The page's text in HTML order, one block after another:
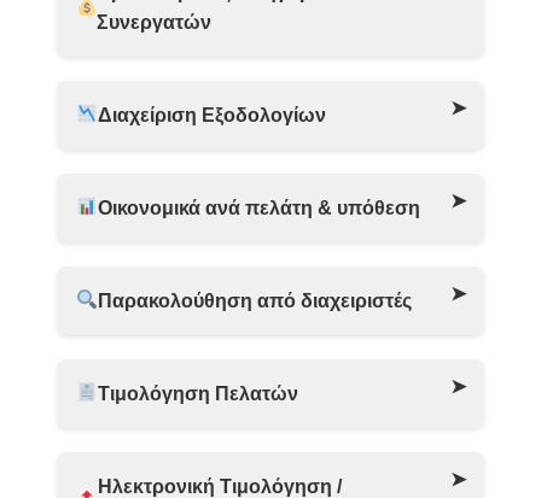
Συνεργατών
Διαχείριση Εξοδολογίων
Οικονομικά ανά πελάτη & υπόθεση
Παρακολούθηση από διαχειριστές
Τιμολόγηση Πελατών
Ηλεκτρονική Τιμολόγηση /